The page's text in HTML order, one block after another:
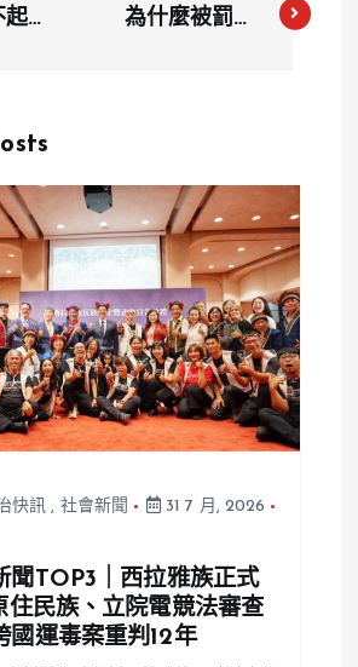
訴
儒
注
為什麼被罰？
罰 3 萬元
快訊 , 社會新聞
31 7 月, 2026
聞TOP3｜西拉雅族正式
住民族、立院電競法審查
國運毒案重判12年